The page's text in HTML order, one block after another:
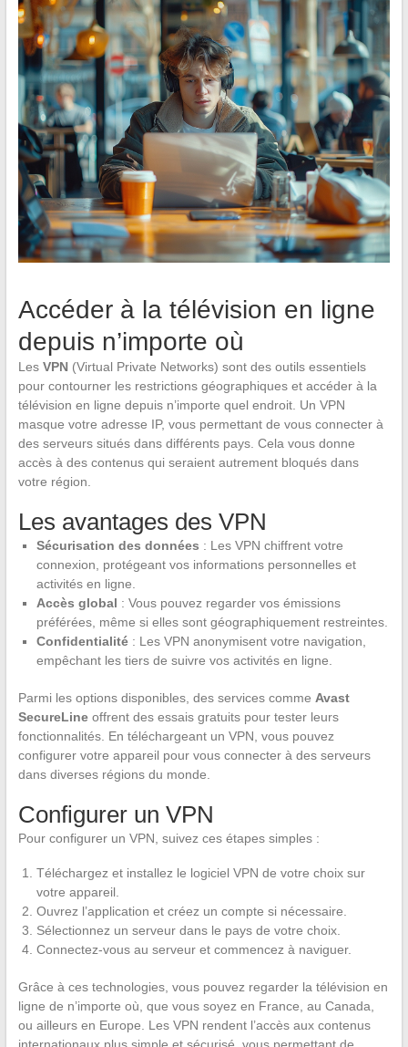
Accéder à la télévision en ligne
depuis n’importe où
Les VPN(Virtual Private Networks) sont des outils essentiels
pour contourner les restrictions géographiques et accéder à la
télévision en ligne depuis n’importe quel endroit. Un VPN
masque votre adresse IP, vous permettant de vous connecter à
des serveurs situés dans différents pays. Cela vous donne
accès à des contenus qui seraient autrement bloqués dans
votre région.
Les avantages des VPN
Sécurisation des données : Les VPN chiffrent votre
connexion, protégeant vos informations personnelles et
activités en ligne.
Accès global : Vous pouvez regarder vos émissions
préférées, même si elles sont géographiquement restreintes.
Confidentialité: Les VPN anonymisent votre navigation,
empêchant les tiers de suivre vos activités en ligne.
Parmi les options disponibles, des services comme Avast
SecureLineoffrent des essais gratuits pour tester leurs
fonctionnalités. En téléchargeant un VPN, vous pouvez
configurer votre appareil pour vous connecter à des serveurs
dans diverses régions du monde.
Configurer un VPN
Pour configurer un VPN, suivez ces étapes simples :
Téléchargez et installez le logiciel VPN de votre choix sur
votre appareil.
Ouvrez l’application et créez un compte si nécessaire.
Sélectionnez un serveur dans le pays de votre choix.
Connectez-vous au serveur et commencez à naviguer.
Grâce à ces technologies, vous pouvez regarder la télévision en
ligne de n’importe où, que vous soyez en France, au Canada,
ou ailleurs en Europe. Les VPN rendent l’accès aux contenus
internationaux plus simple et sécurisé, vous permettant de